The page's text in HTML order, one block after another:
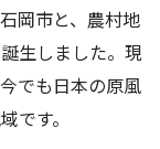
岡市と、農村地
生しました。現
でも日本の原風
です。